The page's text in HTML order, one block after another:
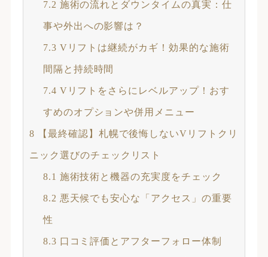
7.2 施術の流れとダウンタイムの真実：仕
事や外出への影響は？
7.3 Vリフトは継続がカギ！効果的な施術
間隔と持続時間
7.4 Vリフトをさらにレベルアップ！おす
すめのオプションや併用メニュー
8 【最終確認】札幌で後悔しないVリフトクリ
ニック選びのチェックリスト
8.1 施術技術と機器の充実度をチェック
8.2 悪天候でも安心な「アクセス」の重要
性
8.3 口コミ評価とアフターフォロー体制